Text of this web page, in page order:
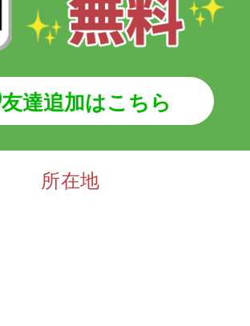
友達追加はこちら
所在地